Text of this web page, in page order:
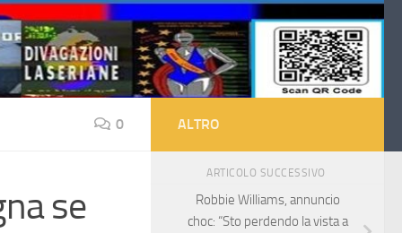
0
se
ALTRO
ARTICOLO SUCCESSIVO
Robbie Williams, annuncio
choc: “Sto perdendo la vista a